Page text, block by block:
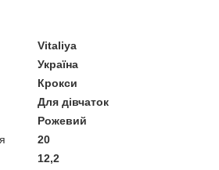
Vitaliya
Україна
Крокси
Для дівчаток
Рожевий
20
12,2